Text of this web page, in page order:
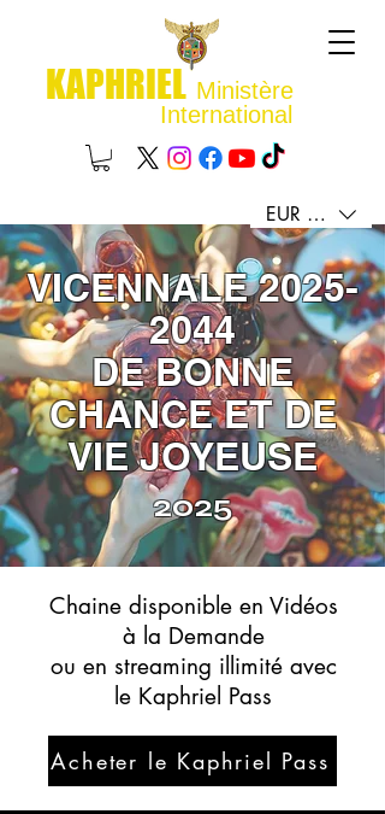
KAPHRIEL Ministère
International
EUR (€)
VICENNALE2025-
2044
DE BONNE
CHANCE ET DE
VIE JOYEUSE
2025
Chaine disponible en Vidéos
à la Demande
ou en streaming illimité avec
le Kaphriel Pass
Acheter le Kaphriel Pass